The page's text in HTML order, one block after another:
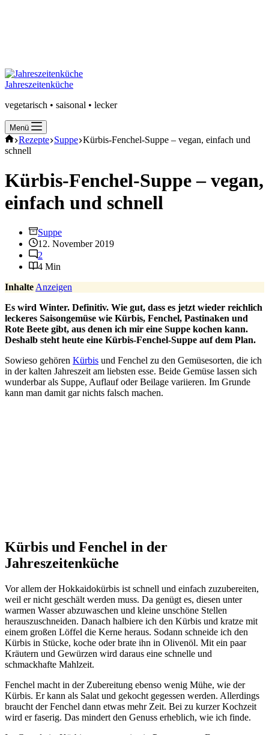
Jahreszeitenküche
vegetarisch • saisonal • lecker
Menü
Start
Rezepte Suppe Kürbis-Fenchel-Suppe – vegan, einfach und
schnell
Kürbis-Fenchel-Suppe – vegan,
einfach und schnell
Suppe
12. November 2019
2
4 Min
Inhalte Anzeigen
Es wird Winter. Definitiv. Wie gut, dass es jetzt wieder reichlich
leckeres Saisongemüse wie Kürbis, Fenchel, Pastinaken und
Rote Beete gibt, aus denen ich mir eine Suppe kochen kann.
Deshalb steht heute eine Kürbis-Fenchel-Suppe auf dem Plan.
Sowieso gehören Kürbis und Fenchel zu den Gemüsesorten, die ich
in der kalten Jahreszeit am liebsten esse. Beide Gemüse lassen sich
wunderbar als Suppe, Auflauf oder Beilage variieren. Im Grunde
kann man damit gar nichts falsch machen.
Kürbis und Fenchel in der
Jahreszeitenküche
Vor allem der Hokkaidokürbis ist schnell und einfach zuzubereiten,
weil er nicht geschält werden muss. Da genügt es, diesen unter
warmen Wasser abzuwaschen und kleine unschöne Stellen
herauszuschneiden. Danach halbiere ich den Kürbis und kratze mit
einem großen Löffel die Kerne heraus. Sodann schneide ich den
Kürbis in Stücke, koche oder brate ihn in Olivenöl. Mit ein paar
Kräutern und Gewürzen wird daraus eine schnelle und
schmackhafte Mahlzeit.
Fenchel macht in der Zubereitung ebenso wenig Mühe, wie der
Kürbis. Er kann als Salat und gekocht gegessen werden. Allerdings
braucht der Fenchel dann etwas mehr Zeit. Bei zu kurzer Kochzeit
wird er faserig. Das mindert den Genuss erheblich, wie ich finde.